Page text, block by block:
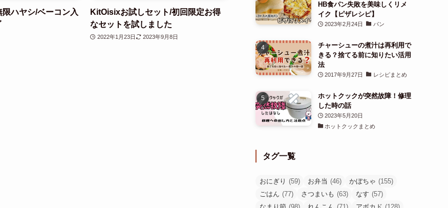
ハヤシ/ベーコン入
KitOisixお試しセット/初回限定お得
なセットを試しました
2022年1月23日 2023年9月8日
HB食パン失敗を美味しくリメ
イク【ピザレシピ】
2023年2月24日 パン
チャーシューの煮汁は再利用で
きる？捨てる前に知りたい活用
法
2017年9月27日 レシピまとめ
ホットクックが突然故障！修理
した時の話
2023年5月20日
ホットクックまとめ
タグ一覧
おにぎり (59) お弁当 (46) かぼちゃ (155)
ごはん (77) さつまいも (63) なす (57)